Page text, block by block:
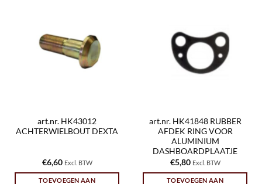
art.nr. HK43012
ACHTERWIELBOUT DEXTA
€6,60 Excl. BTW
TOEVOEGEN AAN
art.nr. HK41848 RUBBER
AFDEK RING VOOR
ALUMINIUM
DASHBOARDPLAATJE
€5,80 Excl. BTW
TOEVOEGEN AAN